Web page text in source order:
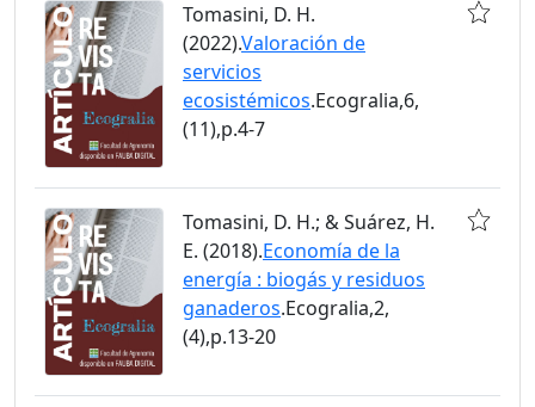
Tomasini, D. H.
(2022).Valoración de
servicios
ecosistémicos.Ecogralia,6,
(11),p.4-7
Tomasini, D. H.; & Suárez, H.
E. (2018).Economía de la
energía : biogás y residuos
ganaderos.Ecogralia,2,
(4),p.13-20